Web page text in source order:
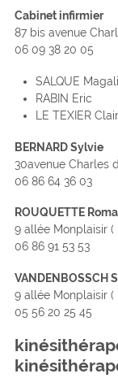
Cabinet infirmier
87 bis avenue
06 09 38 20 05
SALQUE
RABIN Eric
LE TEXIER
BERNARD Sylvie
30avenue Charles
06 86 64 36 03
ROUQUETTE
9 allée Monplaisir
06 86 91 53 53
VANDENBOSSCH
9 allée Monplaisir
05 56 20 25 45